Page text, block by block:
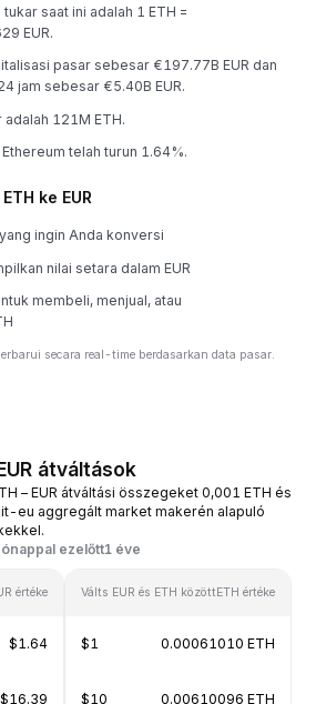
saat ini adalah 1 ETH =
EUR.
pasar sebesar €197.77B EUR dan
jam sebesar €5.40B EUR.
121M ETH.
telah turun 1.64%.
ke EUR
ingin Anda konversi
nilai setara dalam EUR
membeli, menjual, atau
secara real-time berdasarkan data pasar.
átváltások
– EUR átváltási összegeket 0,001 ETH és
eu aggregált market makerén alapuló
ezelőtt1 éve
értéke
$1.64
$16.39
Válts EUR és ETH közöttETH értéke
$1 0.00061010 ETH
$10 0.00610096 ETH